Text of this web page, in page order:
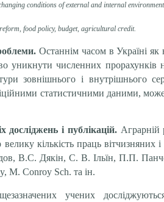
conditions of external and internal
food policy, budget, agricultural credit.
Останнім часом в Україні як
численних прорахунків на
зовнішнього і внутрішнього
статистичними даними, може
досліджень і публікацій. Аграрній
кількість праць
В.С. Дякін, С. В. Ільїн, П.П.
M. Conroy Sch. та ін.
учених